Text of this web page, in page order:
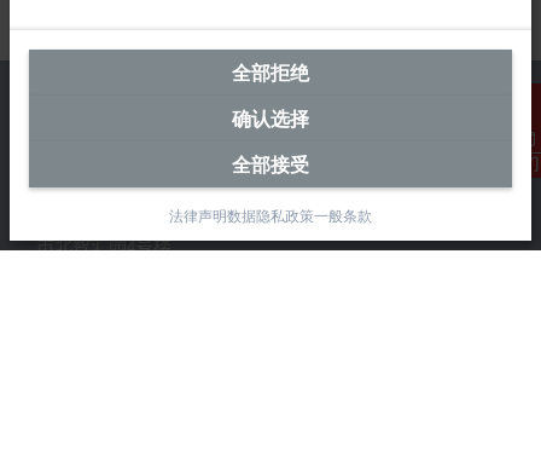
联系我们
毕孚自动化设备贸易(上海)有限公司
市北智汇园4号楼
全部拒绝
确认选择
全部接受
法律声明数据隐私政策一般条款